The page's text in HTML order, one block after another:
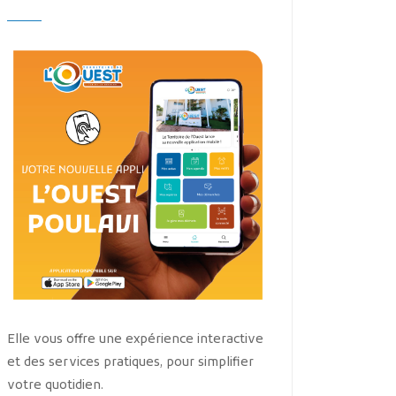
Elle vous offre une expérience interactive
et des services pratiques, pour simplifier
votre quotidien.